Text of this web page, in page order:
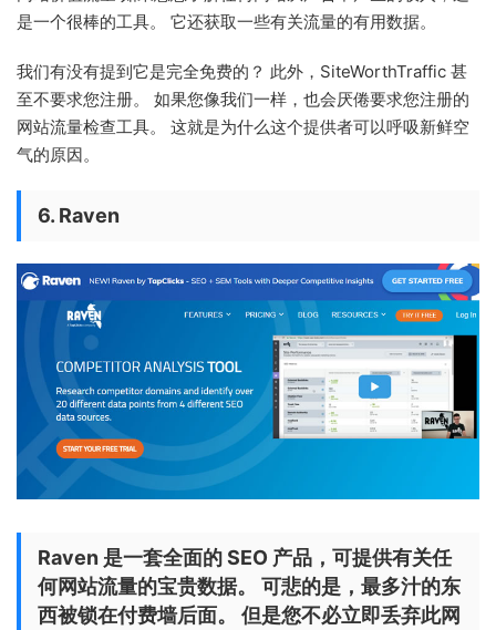
是一个很棒的工具。 它还获取一些有关流量的有用数据。
我们有没有提到它是完全免费的？ 此外，SiteWorthTraffic 甚
至不要求您注册。 如果您像我们一样，也会厌倦要求您注册的
网站流量检查工具。 这就是为什么这个提供者可以呼吸新鲜空
气的原因。
6. Raven
Raven 是一套全面的 SEO 产品，可提供有关任
何网站流量的宝贵数据。 可悲的是，最多汁的东
西被锁在付费墙后面。 但是您不必立即丢弃此网